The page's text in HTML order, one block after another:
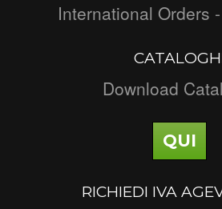
International Orders
Download
QUI
RICHIEDI IVA